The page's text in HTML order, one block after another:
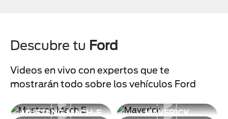
Descubre tu Ford
Videos en vivo con expertos que te
mostrarán todo sobre los vehículos Ford
MUSTANG MACH-E
MAVERICK